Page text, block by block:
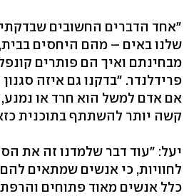
"אחד הדברים החשובים
שלנו באים – מהם היחסים
מבחינתם ואיך הם פותרים
פרידלנדר. "בדקנו גם איזה
אם אדם למשל הוא חרד או
קשה יותר להשתתף בתוכנית
יעל: "עוד דבר שלמדנו זה את
לחוויות, כי אנשים שמתאים
כלל אנשים מאוד פתוחים